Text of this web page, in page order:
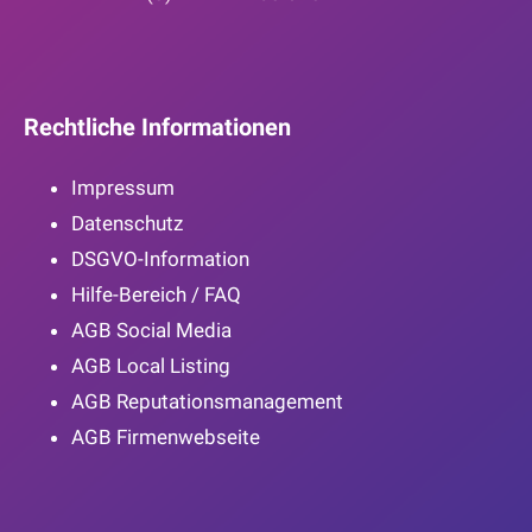
Rechtliche Informationen
Impressum
Datenschutz
DSGVO-Information
Hilfe-Bereich / FAQ
AGB Social Media
AGB Local Listing
AGB Reputationsmanagement
AGB Firmenwebseite